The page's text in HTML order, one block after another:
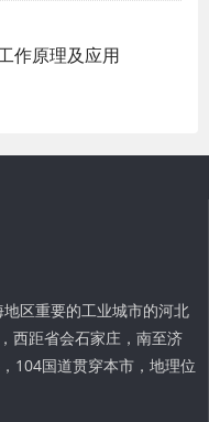
作原理及应用
区重要的工业城市的河北
西距省会石家庄，南至济
104国道贯穿本市，地理位